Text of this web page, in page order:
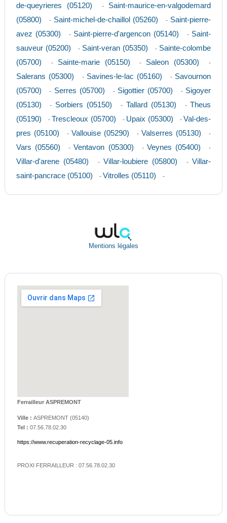
de-queyrieres (05120)
- Saint-maurice-en-valgodemard
(05800)
- Saint-michel-de-chaillol (05260) - Saint-pierre-
avez (05300)
- Saint-pierre-d'argencon (05140) - Saint-
sauveur (05200)
- Saint-veran (05350) - Sainte-colombe
(05700)
- Sainte-marie (05150) - Saleon (05300) -
Salerans (05300) - Savines-le-lac (05160) - Savournon
(05700)
- Serres (05700) - Sigottier (05700) - Sigoyer
(05130)
- Sorbiers (05150) - Tallard (05130) - Theus
(05190)
- Trescleoux (05700) - Upaix (05300) - Val-des-
pres (05100)
- Vallouise (05290) - Valserres (05130) -
Vars (05560) - Ventavon (05300) - Veynes (05400) -
Villar-d'arene (05480) - Villar-loubiere (05800) - Villar-
saint-pancrace (05100)
- Vitrolles (05110) -
Mentions légales
Ferrailleur ASPREMONT
Ville : ASPREMONT(05140)
Tel : 07.56.78.02.30
https://www.recuperation-recyclage-05.info
PROXI FERRAILLEUR : 07.56.78.02.30